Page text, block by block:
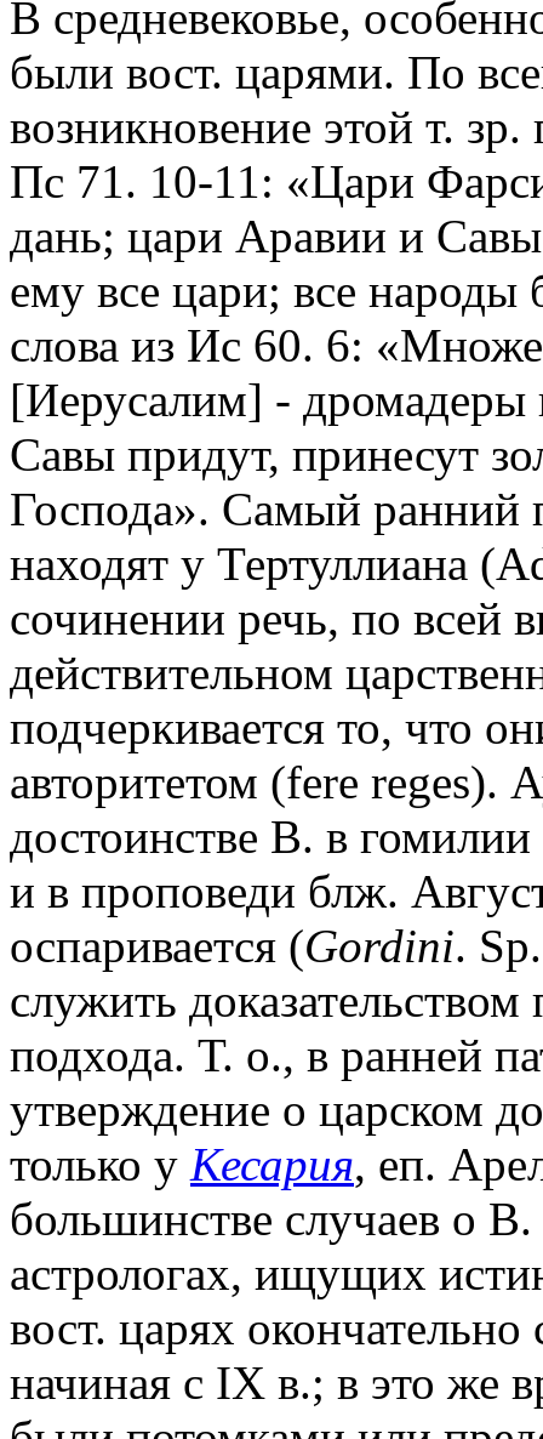
В средневековье,
были вост. царями. По
возникновение этой т.
Пс 71. 10-11: «Цари
дань; цари Аравии и
ему все цари; все народы
слова из Ис 60. 6:
[Иерусалим] -
Савы придут, принесут
Господа». Самый ранний
находят у Тертуллиана
сочинении речь, по всей
действительном
подчеркивается то, что
авторитетом (fere reges).
достоинстве В. в
и в проповеди блж.
оспаривается (Gordini.
служить
подхода. Т. о., в ранней
утверждение о царском
только у Кесария, еп.
большинстве случаев о
астрологах, ищущих
вост. царях
начиная с IX в.; в это же